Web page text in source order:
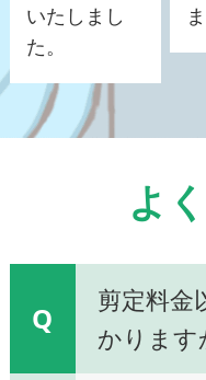
いたしまし
た。
よ
Q
剪定料金
かります